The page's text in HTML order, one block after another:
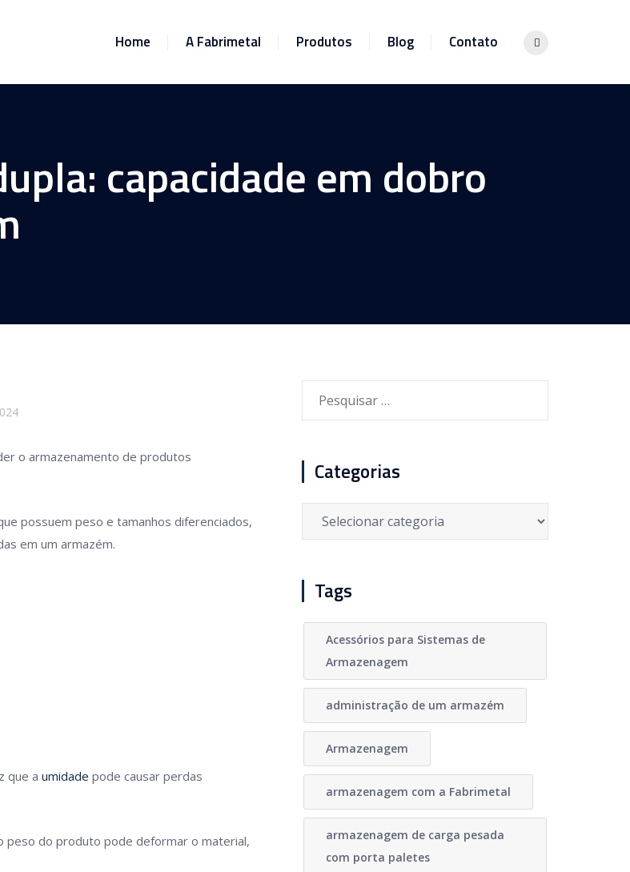
Home A Fabrimetal Produtos Blog Contato
capacidade em dobro
o armazenamento de produtos
possuem peso e tamanhos diferenciados,
em um armazém.
que a umidade pode causar perdas
peso do produto pode deformar o material,
Categorias
Categorias
Tags
Acessórios para Sistemas de
Armazenagem
administração de um armazém
Armazenagem
armazenagem com a Fabrimetal
armazenagem de carga pesada
com porta paletes